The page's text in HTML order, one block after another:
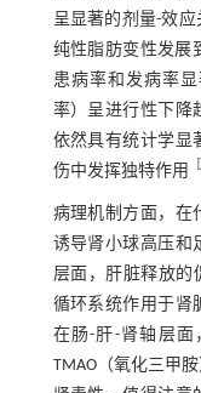
呈显著的剂量-效
纯性脂肪变性发展
患病率和发病率
率）呈进行性下降
依然具有统计学显
伤中发挥独特作用
［
病理机制方面，在
诱导肾小球高压和
层面，肝脏释放的
循环系统作用于肾
在肠-肝-肾轴层面
TMAO（氧化三甲